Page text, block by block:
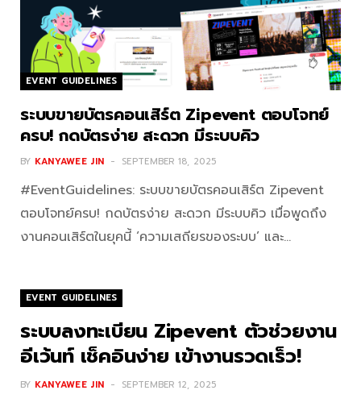
EVENT GUIDELINES
ระบบขายบัตรคอนเสิร์ต Zipevent ตอบโจทย์
ครบ! กดบัตรง่าย สะดวก มีระบบคิว
BY KANYAWEE JIN SEPTEMBER 18, 2025
#EventGuidelines: ระบบขายบัตรคอนเสิร์ต Zipevent
ตอบโจทย์ครบ! กดบัตรง่าย สะดวก มีระบบคิว เมื่อพูดถึง
งานคอนเสิร์ตในยุคนี้ ‘ความเสถียรของระบบ’ และ…
EVENT GUIDELINES
ระบบลงทะเบียน Zipevent ตัวช่วยงาน
อีเว้นท์ เช็คอินง่าย เข้างานรวดเร็ว!
BY KANYAWEE JIN SEPTEMBER 12, 2025